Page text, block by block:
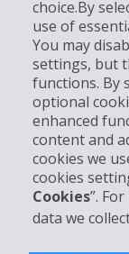
choice.By
use of
You may
settings, but
functions. By
optional
enhanced
content and
cookies we
cookies
Cookies”.
data we
Informations sur
Entreprise
Support client
Réserver avec